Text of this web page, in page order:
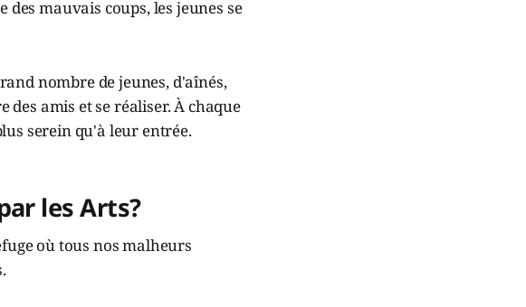
mauvais coups, les jeunes se
nombre de jeunes, d'aînés,
des amis et se réaliser. À chaque
serein qu'à leur entrée.
les Arts?
où tous nos malheurs